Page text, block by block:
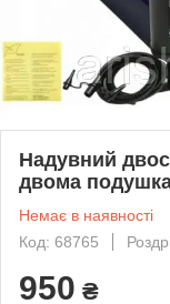
Надувний
двома
Немає в наявності
Код: 68765
950 ₴